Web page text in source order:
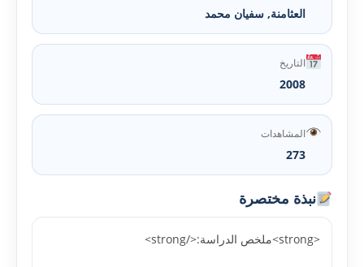
العثامنة, سفيان محمد
التاريخ
2008
المشاهدات
273
نبذة مختصرة
<strong>ملخص الدراسة:</strong>